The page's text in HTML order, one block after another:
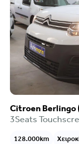
Citroen Berlingo
3Seats
128.000km